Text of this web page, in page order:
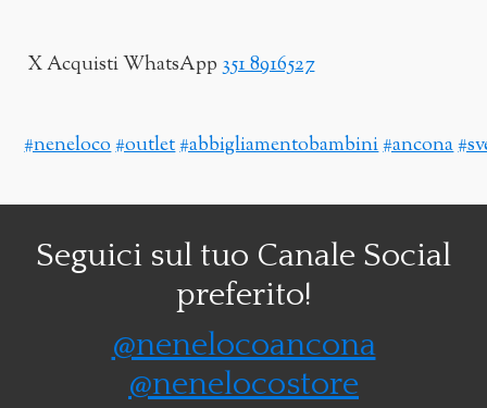
X Acquisti WhatsApp351 8916527
#neneloco#outlet#abbigliamentobambini#ancona
Seguici sul tuo Canale Social
preferito!
@nenelocoancona
@nenelocostore